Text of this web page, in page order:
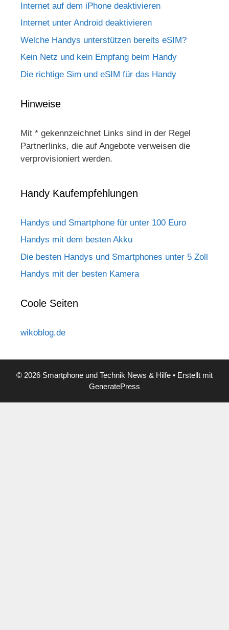
Internet auf dem iPhone deaktivieren
Internet unter Android deaktivieren
Welche Handys unterstützen bereits eSIM?
Kein Netz und kein Empfang beim Handy
Die richtige Sim und eSIM für das Handy
Hinweise
Mit * gekennzeichnet Links sind in der Regel
Partnerlinks, die auf Angebote verweisen die
verprovisioniert werden.
Handy Kaufempfehlungen
Handys und Smartphone für unter 100 Euro
Handys mit dem besten Akku
Die besten Handys und Smartphones unter 5 Zoll
Handys mit der besten Kamera
Coole Seiten
wikoblog.de
© 2026 Smartphone und Technik News & Hilfe • Erstellt mit
GeneratePress